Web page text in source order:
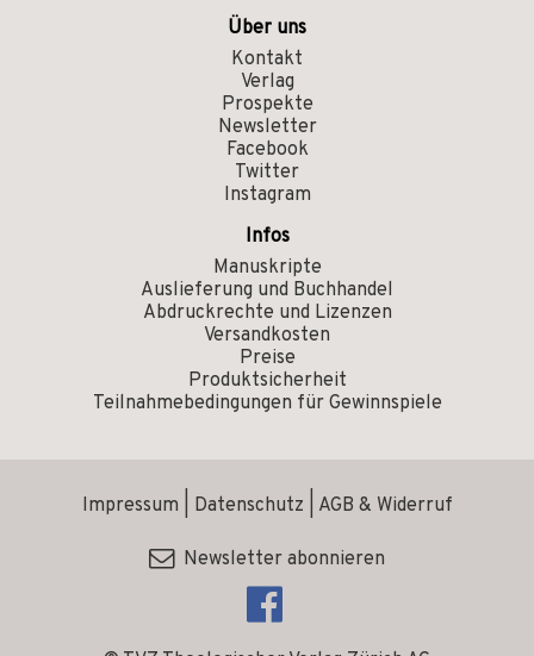
Über uns
Kontakt
Verlag
Prospekte
Newsletter
Facebook
Twitter
Instagram
Infos
Manuskripte
Auslieferung und Buchhandel
Abdruckrechte und Lizenzen
Versandkosten
Preise
Produktsicherheit
Teilnahmebedingungen für Gewinnspiele
Impressum Datenschutz AGB & Widerruf
Newsletter abonnieren